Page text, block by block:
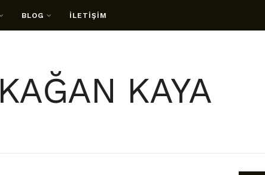
BLOG İLETİŞİM
KAĞAN KAYA